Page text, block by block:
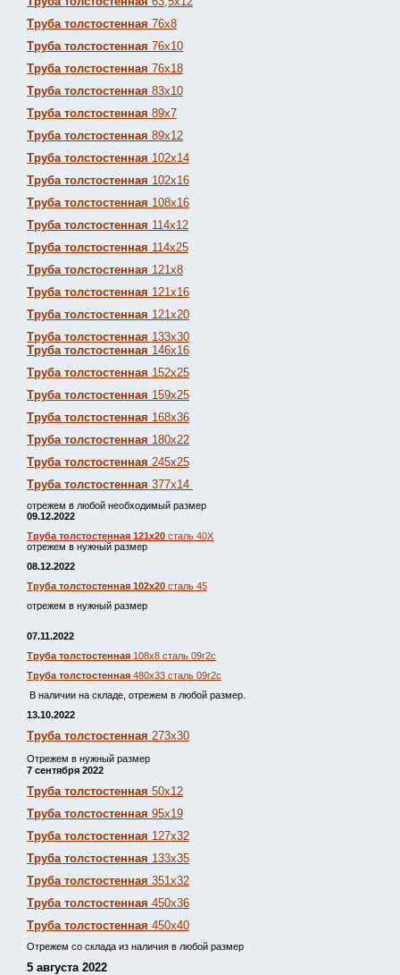
Труба толстостенная 76х8
Труба толстостенная 76х10
Труба толстостенная 76х18
Труба толстостенная 83х10
Труба толстостенная 89х7
Труба толстостенная 89х12
Труба толстостенная 102х14
Труба толстостенная 102х16
Труба толстостенная 108х16
Труба толстостенная 114х12
Труба толстостенная 114х25
Труба толстостенная 121х8
Труба толстостенная 121х16
Труба толстостенная 121х20
Труба толстостенная 133х30
Труба толстостенная 146х16
Труба толстостенная 152х25
Труба толстостенная 159х25
Труба толстостенная 168х36
Труба толстостенная 180х22
Труба толстостенная 245х25
Труба толстостенная 377х14
отрежем в любой необходимый размер
09.12.2022
Труба толстостенная 121х20 сталь 40Х
отрежем в нужный размер
08.12.2022
Труба толстостенная 102х20 сталь 45
отрежем в нужный размер
07.11.2022
Труба толстостенная 108х8 сталь 09г2с
Труба толстостенная 480х33 сталь 09г2с
В наличии на складе, отрежем в любой размер.
13.10.2022
Труба толстостенная 273х30
Отрежем в нужный размер
7 сентября 2022
Труба толстостенная 50х12
Труба толстостенная 95х19
Труба толстостенная 127х32
Труба толстостенная 133х35
Труба толстостенная 351х32
Труба толстостенная 450х36
Труба толстостенная 450х40
Отрежем со склада из наличия в любой размер
5 августа 2022